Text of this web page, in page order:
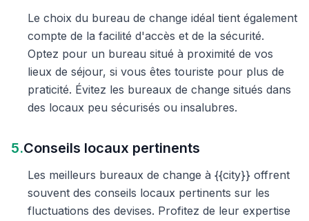
Le choix du bureau de change idéal tient également
compte de la facilité d'accès et de la sécurité.
Optez pour un bureau situé à proximité de vos
lieux de séjour, si vous êtes touriste pour plus de
praticité. Évitez les bureaux de change situés dans
des locaux peu sécurisés ou insalubres.
5.Conseils locaux pertinents
Les meilleurs bureaux de change à {{city}} offrent
souvent des conseils locaux pertinents sur les
fluctuations des devises. Profitez de leur expertise